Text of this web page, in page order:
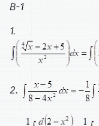
В-1
1.
2.